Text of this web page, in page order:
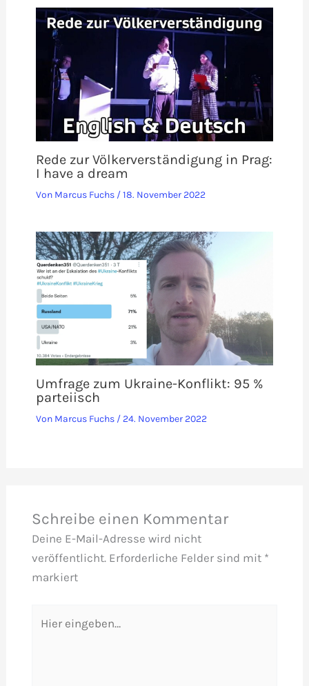
Rede zur Völkerverständigung in Prag:
I have a dream
Von Marcus Fuchs /18. November 2022
Umfrage zum Ukraine-Konflikt: 95 %
parteiisch
Von Marcus Fuchs / 24. November 2022
Schreibe einen Kommentar
Deine E-Mail-Adresse wird nicht
veröffentlicht. Erforderliche Felder sind mit *
markiert
eingeben…